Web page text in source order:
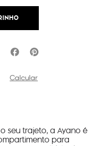
Calcular
seu trajeto, a Ayano é
para